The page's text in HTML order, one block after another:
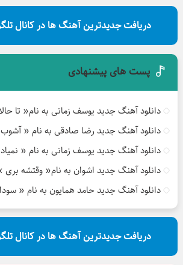
دریافت جدیدترین آهنگ ها در کانال
پست های پیشنهادی
دانلود آهنگ جدید یوسف زمانی به نام« تا
دانلود آهنگ جدید رضا صادقی به نام «
دانلود آهنگ جدید یوسف زمانی به نام «
دانلود آهنگ جدید اشوان به نام« وقتشه
دانلود آهنگ جدید حامد همایون به نام «
دریافت جدیدترین آهنگ ها در کانال